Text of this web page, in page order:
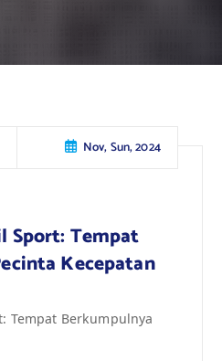
Nov, Sun, 2024
Sport: Tempat
Kecepatan
Tempat Berkumpulnya